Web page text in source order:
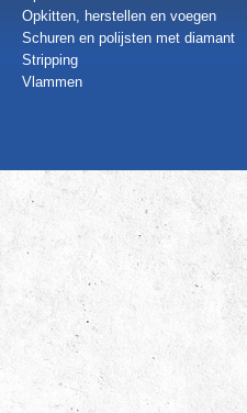
Opkitten, herstellen en voegen
Schuren en polijsten met diamant
Stripping
Vlammen